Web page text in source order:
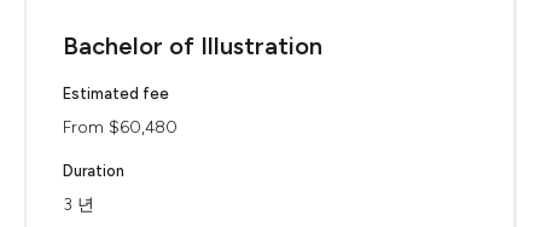
Bachelor of Illustration
Estimated fee
From $60,480
Duration
3 년